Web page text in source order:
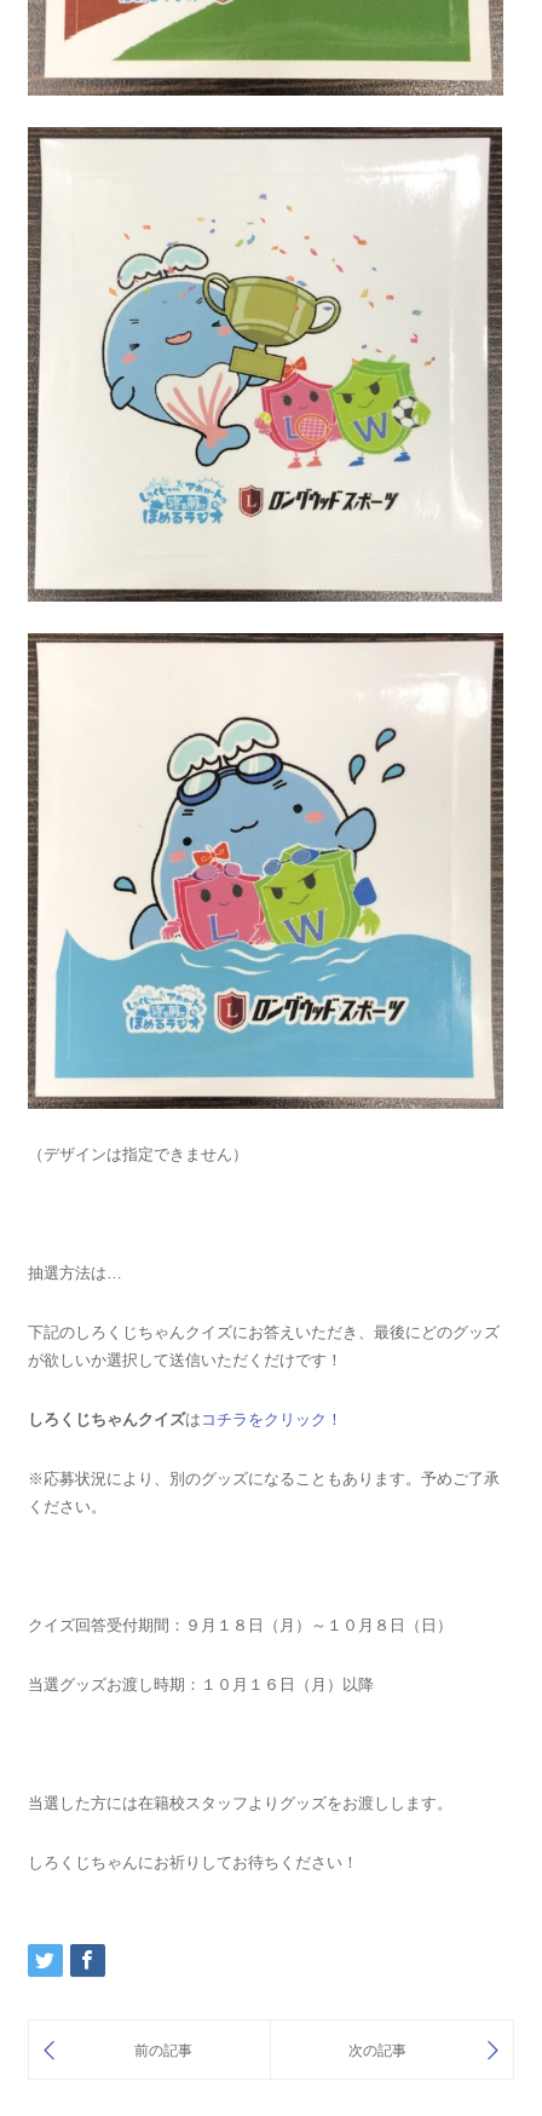
（デザインは指定できません）
抽選方法は…
下記のしろくじちゃんクイズにお答えいただき、最後にどのグッズ
が欲しいか選択して送信いただくだけです！
しろくじちゃんクイズは コチラをクリック！
※応募状況により、別のグッズになることもあります。予めご了承
ください。
クイズ回答受付期間：９月１８日（月）～１０月８日（日）
当選グッズお渡し時期：１０月１６日（月）以降
当選した方には在籍校スタッフよりグッズをお渡しします。
しろくじちゃんにお祈りしてお待ちください！